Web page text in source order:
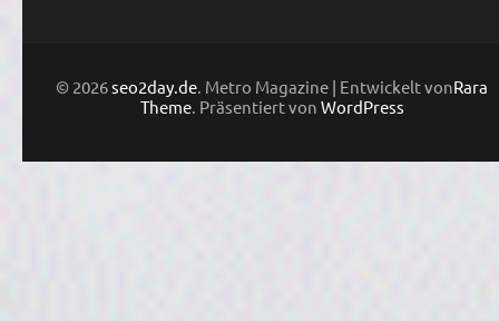
© 2026seo2day.de. Metro Magazine | Entwickelt vonRara
Theme. Präsentiert von WordPress